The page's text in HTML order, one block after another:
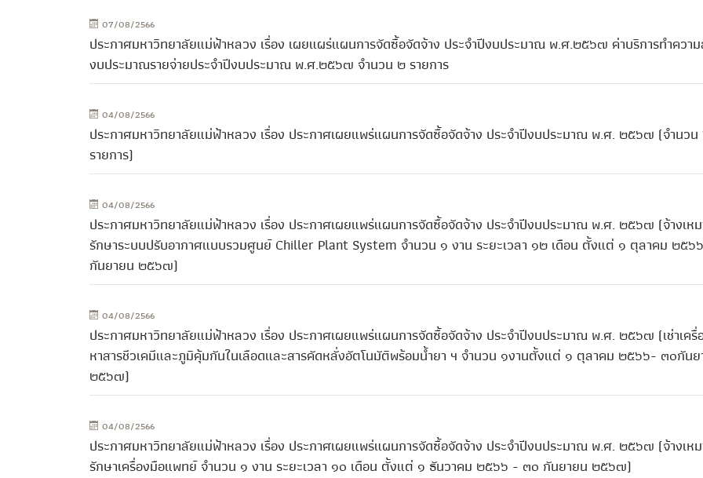
07/08/2566
ประกาศมหาวิทยาลัยแม่ฟ้าหลวง เรื่อง เผยแผร่แผนการจัดซื้อจัดจ้าง ประจำปีงบประมาณ พ.ศ.๒๕๖๗ ค่าบริการทำความ
งบประมาณรายจ่ายประจำปีงบประมาณ พ.ศ.๒๕๖๗ จำนวน ๒ รายการ
04/08/2566
ประกาศมหาวิทยาลัยแม่ฟ้าหลวง เรื่อง ประกาศเผยแพร่แผนการจัดซื้อจัดจ้าง ประจำปีงบประมาณ พ.ศ. ๒๕๖๗ (จำนวน
รายการ)
04/08/2566
ประกาศมหาวิทยาลัยแม่ฟ้าหลวง เรื่อง ประกาศเผยแพร่แผนการจัดซื้อจัดจ้าง ประจำปีงบประมาณ พ.ศ. ๒๕๖๗ (จ้างเหม
รักษาระบบปรับอากาศแบบรวมศูนย์ Chiller Plant System จำนวน ๑ งาน ระยะเวลา ๑๒ เดือน ตั้งแต่ ๑ ตุลาคม ๒๕
กันยายน ๒๕๖๗)
04/08/2566
ประกาศมหาวิทยาลัยแม่ฟ้าหลวง เรื่อง ประกาศเผยแพร่แผนการจัดซื้อจัดจ้าง ประจำปีงบประมาณ พ.ศ. ๒๕๖๗ (เช่าเครื่
หาสารชีวเคมีและภูมิคุ้มกันในเลือดและสารคัดหลั่งอัตโนมัติพร้อมน้ำยา ฯ จำนวน ๑งานตั้งแต่ ๑ ตุลาคม ๒๕๖๖- ๓๐กัน
๒๕๖๗)
04/08/2566
ประกาศมหาวิทยาลัยแม่ฟ้าหลวง เรื่อง ประกาศเผยแพร่แผนการจัดซื้อจัดจ้าง ประจำปีงบประมาณ พ.ศ. ๒๕๖๗ (จ้างเหม
รักษาเครื่องมือแพทย์ จำนวน ๑ งาน ระยะเวลา ๑๐ เดือน ตั้งแต่ ๑ ธันวาคม ๒๕๖๖ - ๓๐ กันยายน ๒๕๖๗)